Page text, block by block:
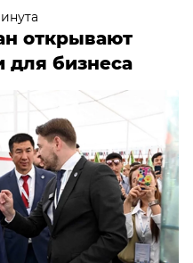
открывают
для бизнеса